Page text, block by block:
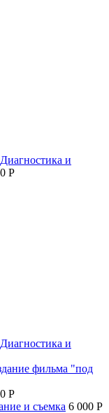
Диагностика и
P
Диагностика и
фильма "под
P
и съемка 6 000 P